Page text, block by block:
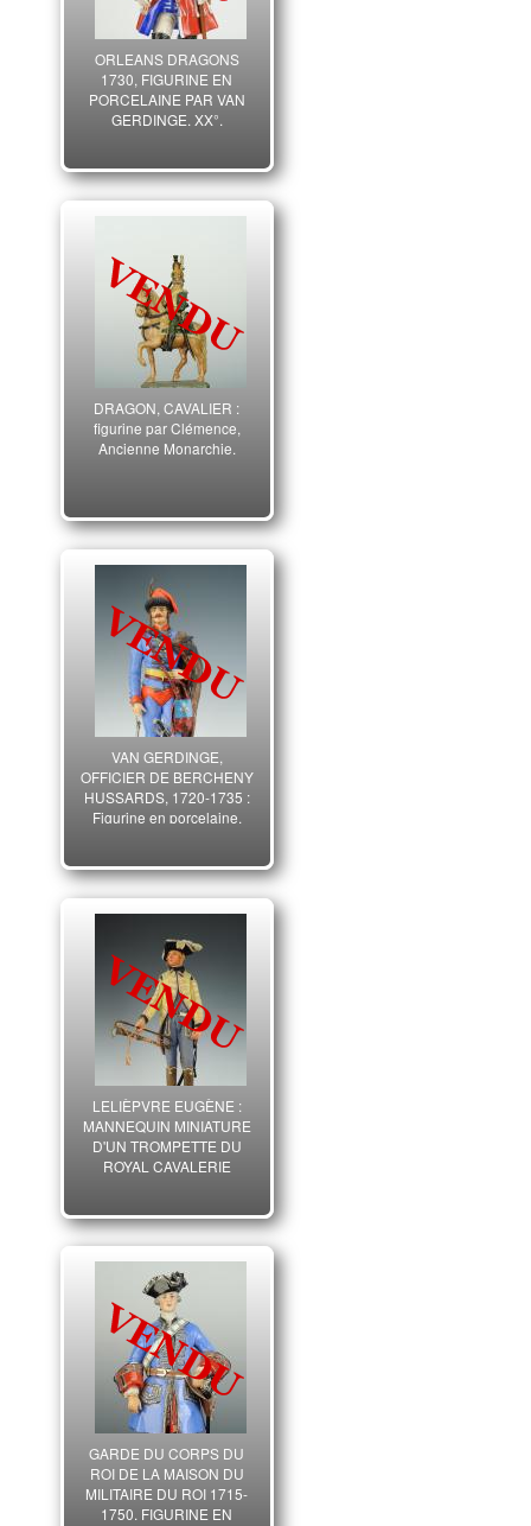
ORLEANS DRAGONS
1730, FIGURINE EN
PORCELAINE PAR VAN
GERDINGE, XX°.
DRAGON, CAVALIER :
figurine par Clémence,
Ancienne Monarchie.
VAN GERDINGE,
OFFICIER DE BERCHENY
HUSSARDS, 1720-1735 :
Figurine en porcelaine.
LELIÈPVRE EUGÈNE :
MANNEQUIN MINIATURE
D'UN TROMPETTE DU
ROYAL CAVALERIE
GARDE DU CORPS DU
ROI DE LA MAISON DU
MILITAIRE DU ROI 1715-
1750, FIGURINE EN